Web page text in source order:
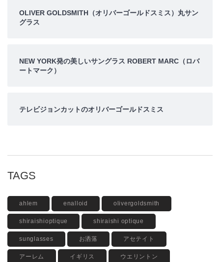
OLIVER GOLDSMITH（オリバーゴールドスミス）丸サン
グラス
NEW YORK発の美しいサングラス ROBERT MARC（ロバ
ートマーク）
テレビジョンカットのオリバーゴールドスミス
TAGS
ahlem enalloid olivergoldsmith
shiraishioptique shiraishi optique
sunglasses お洒落 アセテイト
アーレム イギリス ウエリントン